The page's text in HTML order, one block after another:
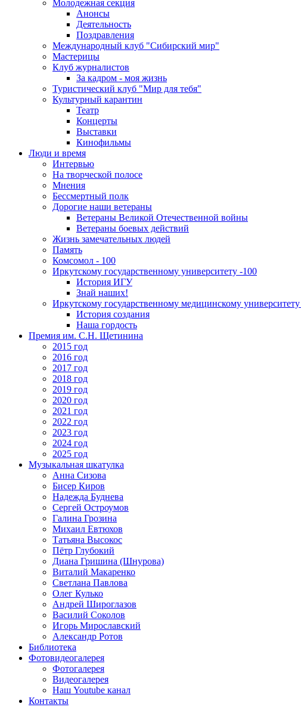
Молодежная секция
Анонсы
Деятельность
Поздравления
Международный клуб "Сибирский мир"
Мастерицы
Клуб журналистов
За кадром - моя жизнь
Туристический клуб "Мир для тебя"
Культурный карантин
Театр
Концерты
Выставки
Кинофильмы
Люди и время
Интервью
На творческой полосе
Мнения
Бессмертный полк
Дорогие наши ветераны
Ветераны Великой Отечественной войны
Ветераны боевых действий
Жизнь замечательных людей
Память
Комсомол - 100
Иркутскому государственному университету -100
История ИГУ
Знай наших!
Иркутскому государственному медицинскому
История создания
Наша гордость
Премия им. С.Н. Щетинина
2015 год
2016 год
2017 год
2018 год
2019 год
2020 год
2021 год
2022 год
2023 год
2024 год
2025 год
Музыкальная шкатулка
Анна Сизова
Бисер Киров
Надежда Буднева
Сергей Остроумов
Галина Грозина
Михаил Евтюхов
Татьяна Высокос
Пётр Глубокий
Диана Гришина (Шнурова)
Виталий Макаренко
Светлана Павлова
Олег Кулько
Андрей Широглазов
Василий Соколов
Игорь Мирославский
Александр Ротов
Библиотека
Фотовидеогалерея
Фотогалерея
Видеогалерея
Наш Youtube канал
Контакты